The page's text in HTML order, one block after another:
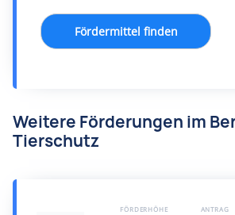
Fördermittel finden
Weitere Förderungen im
Tierschutz
FÖRDERHÖHE ANTRAG